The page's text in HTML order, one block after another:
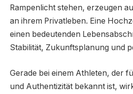
Rampenlicht stehen, erzeugen
an ihrem Privatleben. Eine
einen bedeutenden
Stabilität, Zukunftsplanung und
Gerade bei einem Athleten, der
und Authentizität bekannt ist,